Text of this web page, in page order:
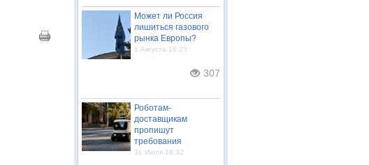
Может ли Россия
лишиться газового
рынка Европы?
1 Августа 16:23
307
Роботам-
доставщикам
пропишут
требования
31 Июля 18:32